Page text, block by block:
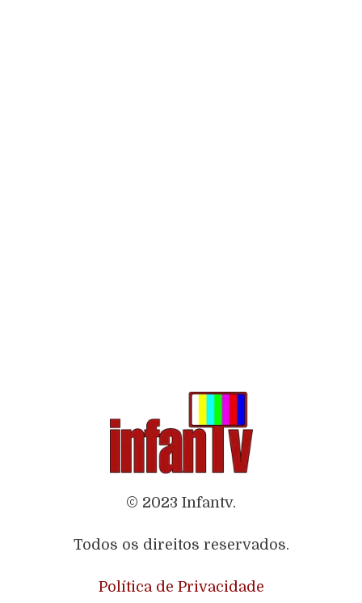
© 2023 Infantv.
Todos os direitos reservados.
Política de Privacidade